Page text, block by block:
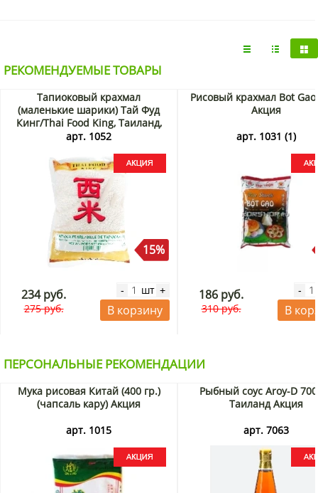
РЕКОМЕНДУЕМЫЕ ТОВАРЫ
Тапиоковый крахмал
(маленькие шарики) Тай Фуд
Кинг/Thai Food King, Таиланд,
454 г Акция
арт. 1052
15%
234 руб.
275 руб.
- шт +
В корзину
Рисовый крахмал Bot Gao
Акция
арт. 1031 (1)
186 руб.
310 руб.
-
В
ПЕРСОНАЛЬНЫЕ РЕКОМЕНДАЦИИ
Мука рисовая Китай (400 гр.)
(чапсаль кару) Акция
арт. 1015
Рыбный соус Aroy-D
Таиланд Акция
арт. 7063